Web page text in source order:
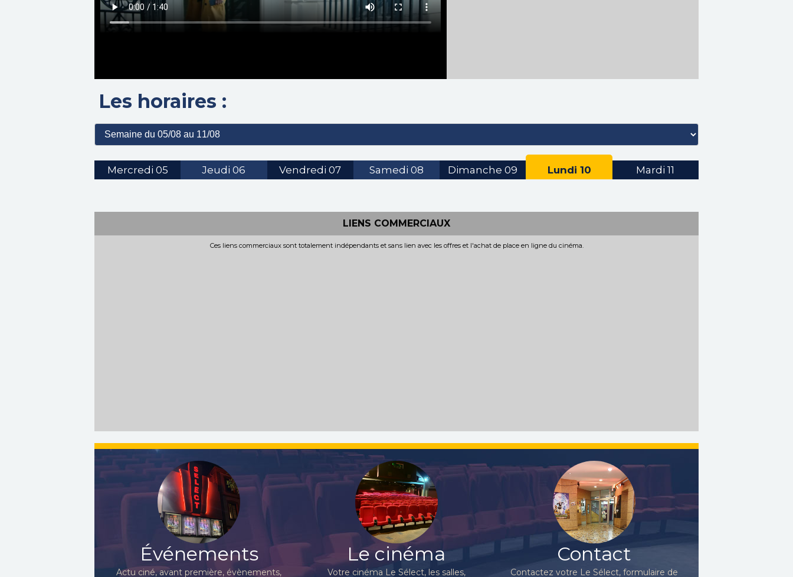
Les horaires :
Mercredi 05 Jeudi 06 Vendredi 07 Samedi 08 Dimanche 09 Lundi 10 Mardi 11
LIENS COMMERCIAUX
Ces liens commerciaux sont totalement indépendants et sans lien avec les offres et l'achat de place en ligne du cinéma.
Événements
Actu ciné, avant première, évènements,
Le cinéma
Votre cinéma Le Sélect, les salles,
Contact
Contactez votre Le Sélect, formulaire de